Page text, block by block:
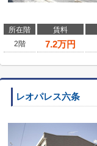
所在階 賃料
2階
7.2万円
レオパレス六条